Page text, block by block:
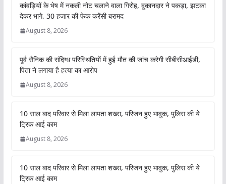
कांवड़ियों के भेष में नकली नोट चलाने वाला गिरोह, दुकानदार ने पकड़ा, झटका
देकर भागे, 30 हजार की फेक करेंसी बरामद
August 8, 2026
पूर्व सैनिक की संदिग्ध परिस्थितियों में हुई मौत की जांच करेगी सीबीसीआईडी,
पिता ने लगाया है हत्या का आरोप
August 8, 2026
10 साल बाद परिवार से मिला लापता शख्स, परिजन हुए भावुक, पुलिस की ये
ट्रिक आई काम
August 8, 2026
10 साल बाद परिवार से मिला लापता शख्स, परिजन हुए भावुक, पुलिस की ये
ट्रिक आई काम